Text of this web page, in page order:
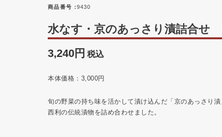
商品番号 9430
水なす・京のあっさり漬詰合せ
3,240 税込
本体価格：3,000円
旬の野菜の持ち味を活かして漬け込んだ「京のあっさり漬
西利の伝統漬物を詰め合わせました。